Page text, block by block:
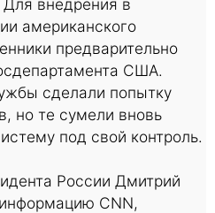
американского
предварительно
США.
сделали попытку
но те сумели вновь
под свой контроль.
России Дмитрий
CNN,